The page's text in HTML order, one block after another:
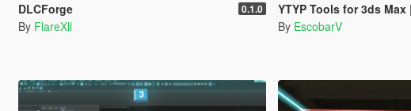
DLCForge 0.1.0
By FlareXll
YTYP Tools for 3ds Max | MLO Creator &
By EscobarV